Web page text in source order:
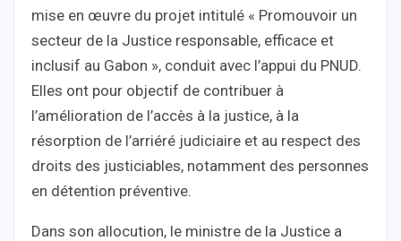
mise en œuvre du projet intitulé « Promouvoir un
secteur de la Justice responsable, efficace et
inclusif au Gabon », conduit avec l’appui du PNUD.
Elles ont pour objectif de contribuer à
l’amélioration de l’accès à la justice, à la
résorption de l’arriéré judiciaire et au respect des
droits des justiciables, notamment des personnes
en détention préventive.
Dans son allocution, le ministre de la Justice a